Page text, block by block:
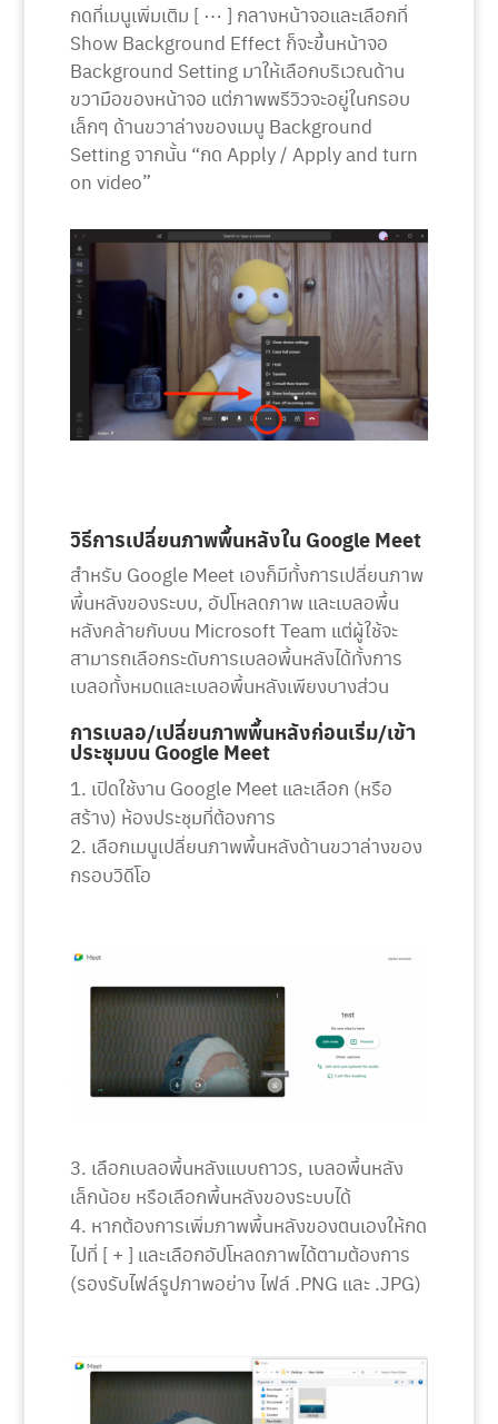
กดที่เมนูเพิ่มเติม [ ⋯ ] กลางหน้าจอและเลือกที่
Show Background Effect ก็จะขึ้นหน้าจอ
Background Setting มาให้เลือกบริเวณด้าน
ขวามือของหน้าจอ แต่ภาพพรีวิวจะอยู่ในกรอบ
เล็กๆ ด้านขวาล่างของเมนู Background
Setting จากนั้น “กด Apply / Apply and turn
on video”
วิธีการเปลี่ยนภาพพื้นหลังใน Google Meet
สำหรับ Google Meet เองก็มีทั้งการเปลี่ยนภาพ
พื้นหลังของระบบ, อัปโหลดภาพ และเบลอพื้น
หลังคล้ายกับบน Microsoft Team แต่ผู้ใช้จะ
สามารถเลือกระดับการเบลอพื้นหลังได้ทั้งการ
เบลอทั้งหมดและเบลอพื้นหลังเพียงบางส่วน
การเบลอ/เปลี่ยนภาพพื้นหลังก่อนเริ่ม/เข้า
ประชุมบน Google Meet
เปิดใช้งาน Google Meet และเลือก (หรือ
สร้าง) ห้องประชุมที่ต้องการ
เลือกเมนูเปลี่ยนภาพพื้นหลังด้านขวาล่างของ
กรอบวิดีโอ
เลือกเบลอพื้นหลังแบบถาวร, เบลอพื้นหลัง
เล็กน้อย หรือเลือกพื้นหลังของระบบได้
หากต้องการเพิ่มภาพพื้นหลังของตนเองให้กด
ไปที่ [ + ] และเลือกอัปโหลดภาพได้ตามต้องการ
(รองรับไฟล์รูปภาพอย่าง ไฟล์ .PNG และ .JPG)